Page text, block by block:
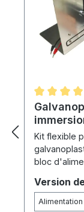
Note
luxe
Kit flexible
bloc
– pour tous
Version